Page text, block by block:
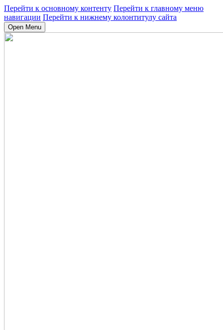
Перейти к основному контенту Перейти к главному меню
навигации Перейти к нижнему колонтитулу сайта
Open Menu